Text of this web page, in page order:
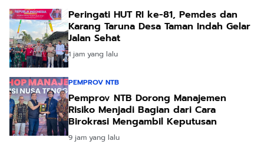
Peringati HUT RI ke-81, Pemdes dan
Karang Taruna Desa Taman Indah Gelar
Jalan Sehat
1 jam yang lalu
PEMPROV NTB
Pemprov NTB Dorong Manajemen
Risiko Menjadi Bagian dari Cara
Birokrasi Mengambil Keputusan
9 jam yang lalu